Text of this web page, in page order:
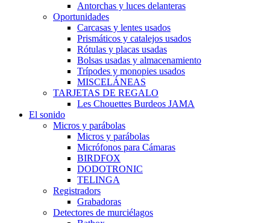
Antorchas y luces delanteras
Oportunidades
Carcasas y lentes usados
Prismáticos y catalejos usados
Rótulas y placas usadas
Bolsas usadas y almacenamiento
Trípodes y monopies usados
MISCELÁNEAS
TARJETAS DE REGALO
Les Chouettes Burdeos JAMA
El sonido
Micros y parábolas
Micros y parábolas
Micrófonos para Cámaras
BIRDFOX
DODOTRONIC
TELINGA
Registradors
Grabadoras
Detectores de murciélagos